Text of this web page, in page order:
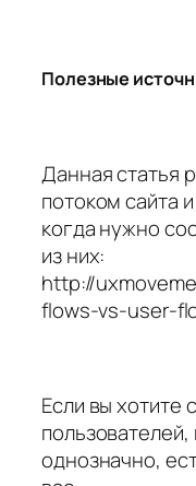
Полезные
Данная статья
потоком сайта
когда нужно
из них:
http://
flows-vs-user-
Если вы хотите
пользователей,
однозначно,